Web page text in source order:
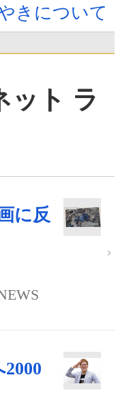
きについて
ット ラ
に反